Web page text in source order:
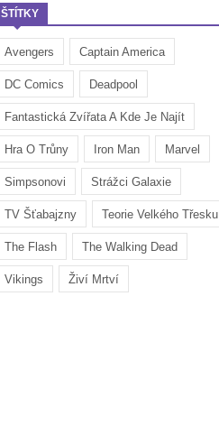
ŠTÍTKY
Avengers Captain America
DC Comics Deadpool
Fantastická Zvířata A Kde Je Najít
Hra O Trůny Iron Man Marvel
Simpsonovi Strážci Galaxie
TV Šťabajzny Teorie Velkého Třesku
The Flash The Walking Dead
Vikings Živí Mrtví